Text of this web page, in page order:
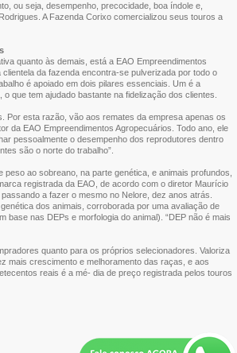
ou seja, desempenho, precocidade, boa índole e,
A Fazenda Corixo comercializou seus touros a
quanto às demais, está a EAO Empreendimentos
da fazenda encontra-se pulverizada por todo o
é apoiado em dois pilares essenciais. Um é a
que tem ajudado bastante na fidelização dos clientes.
Por esta razão, vão aos remates da empresa apenas os
da EAO Empreendimentos Agropecuários. Todo ano, ele
pessoalmente o desempenho dos reprodutores dentro
são o norte do trabalho”.
ao sobreano, na parte genética, e animais profundos,
registrada da EAO, de acordo com o diretor Maurício
a fazer o mesmo no Nelore, dez anos atrás.
dos animais, corroborada por uma avaliação de
nas DEPs e morfologia do animal). “DEP não é mais
quanto para os próprios selecionadores. Valoriza
mais crescimento e melhoramento das raças, e aos
reais é a mé- dia de preço registrada pelos touros